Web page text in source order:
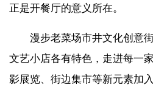
正是开餐厅的意义所在。
漫步老菜场市井文化创意
文艺小店各有特色，走进每一
影展览、街边集市等新元素加